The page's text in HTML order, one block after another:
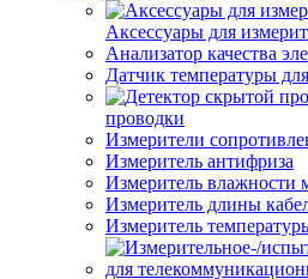
Аксессуары для
Анализатор качества
Датчик температуры
проводки
Измерители
Измеритель антифриза
Измеритель влажности
Измеритель длины
Измеритель